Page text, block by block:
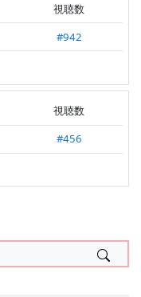
#955
---
#741
#443
#572
#955
#799
視聴数
#942
#897
#608
視聴数
#456